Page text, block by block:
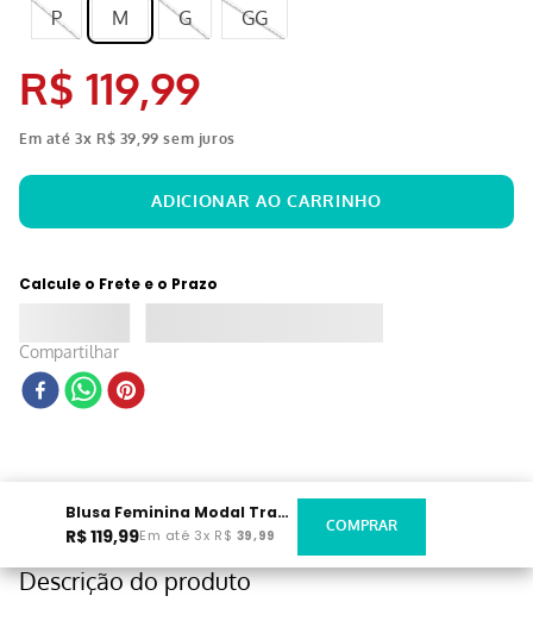
P M G GG
R$ 119,99
Em até3x R$ 39 99 sem juros
Calcule o Frete e o Prazo
Compartilhar
Blusa Feminina Modal Trança Off White
R$119,99Em até 3x R$ 39,99
Descrição do produto